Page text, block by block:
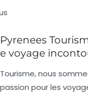
voyage
nous
pour les